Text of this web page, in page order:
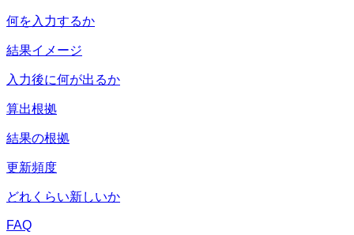
何を入力するか
結果イメージ
入力後に何が出るか
算出根拠
結果の根拠
更新頻度
どれくらい新しいか
FAQ